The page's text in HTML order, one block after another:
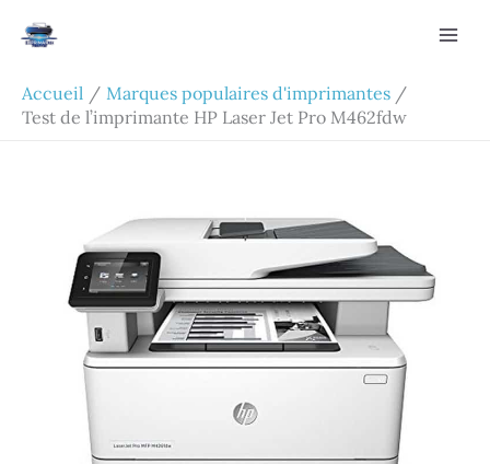
Accueil
Marques populaires d'imprimantes
Test de l’imprimante HP Laser Jet Pro M462fdw
Rechercher